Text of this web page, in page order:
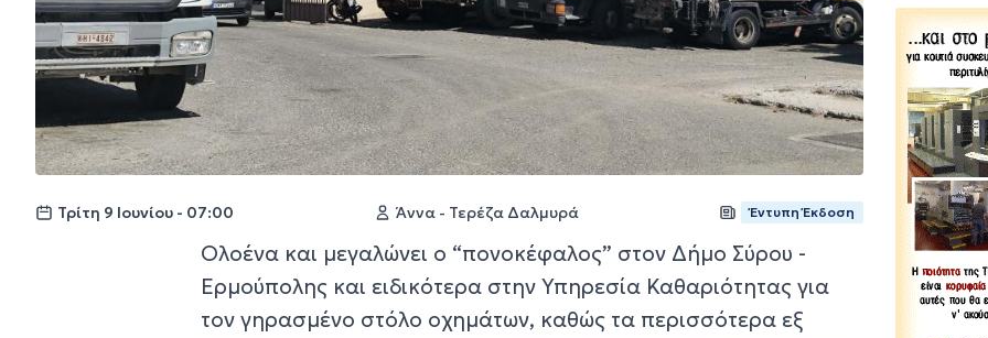
Τρίτη 9 Ιουνίου - 07:00 Άννα - Τερέζα Δαλμυρά Έντυπη Έκδοση
Ολοένα και μεγαλώνει ο “πονοκέφαλος” στον Δήμο Σύρου -
Ερμούπολης και ειδικότερα στην Υπηρεσία Καθαριότητας για
τον γηρασμένο στόλο οχημάτων, καθώς τα περισσότερα εξ